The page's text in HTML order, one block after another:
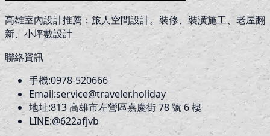
高雄室內設計推薦：旅人空間設計。裝修、裝潢施工、老屋翻
新、小坪數設計
聯絡資訊
手機:0978-520666
Email:service@traveler.holiday
地址:813高雄市左營區嘉慶街 78 號 6 樓
LINE:@622afjvb